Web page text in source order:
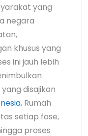
yang
negara
khusus yang
ini jauh lebih
disajikan
, Rumah
setiap fase,
proses